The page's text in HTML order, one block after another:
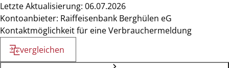
Letzte Aktualisierung: 06.07.2026
Kontoanbieter: Raiffeisenbank Berghülen eG
Kontaktmöglichkeit für eine Verbrauchermeldung
vergleichen